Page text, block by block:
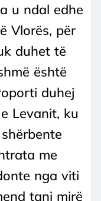
u ndal edhe
Vlorës, për
duhet të
është
duhej
Levanit, ku
me
nga viti
tani mirë